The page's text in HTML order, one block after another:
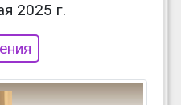
2025 г.